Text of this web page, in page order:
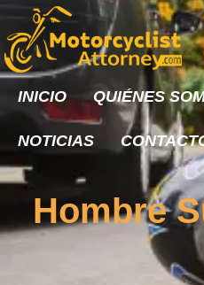
INICIO QUIÉNES
NOTICIAS
Hombre